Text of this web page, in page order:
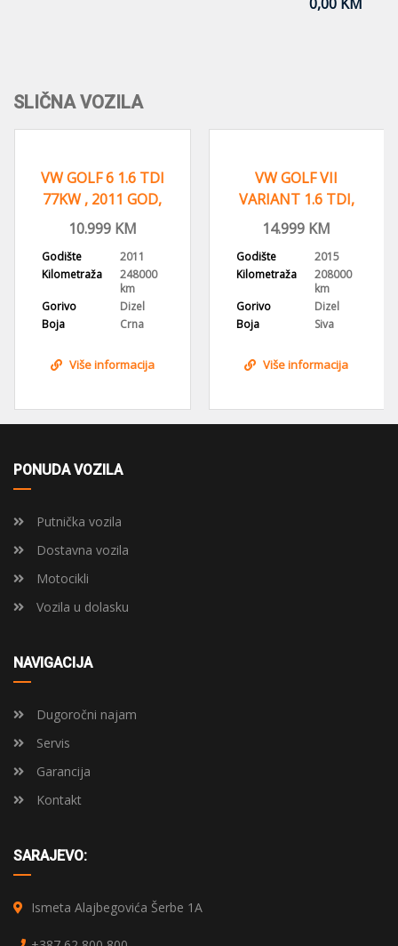
SLIČNA VOZILA
VW GOLF 6 1.6 TDI
77KW , 2011 GOD,
REGISTROVAN,KLIMA
10.999KM
Godište
2011
Kilometraža
248000
km
Gorivo
Dizel
Boja
Crna
Više informacija
VW GOLF VII
VARIANT 1.6 TDI,
2015 GOD,
14.999 KM
Godište
2015
Kilometraža
208000
km
Gorivo
Dizel
Boja
Siva
Više informacija
PONUDA VOZILA
Putnička vozila
Dostavna vozila
Motocikli
Vozila u dolasku
NAVIGACIJA
Dugoročni najam
Servis
Garancija
Kontakt
SARAJEVO:
Ismeta Alajbegovića Šerbe 1A